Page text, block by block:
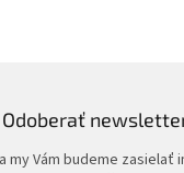
Odoberať
my Vám budeme zasielať